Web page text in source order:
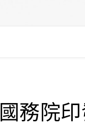
國務院